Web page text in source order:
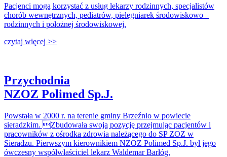
Pacjenci mogą korzystać z usług lekarzy rodzinnych, specjalistów
chorób wewnętrznych, pediatrów, pielęgniarek środowiskowo –
rodzinnych i położnej środowiskowej.
czytaj więcej >>
Przychodnia
NZOZ Polimed Sp.J.
Powstała w 2000 r. na terenie gminy Brzeźnio w powiecie
sieradzkim. Zbudowała swoją pozycję przejmując pacjentów i
pracowników z ośrodka zdrowia należącego do SP ZOZ w
Sieradzu. Pierwszym kierownikiem NZOZ Polimed Sp.J. był jego
ówczesny współwłaściciel lekarz Waldemar Barłóg.